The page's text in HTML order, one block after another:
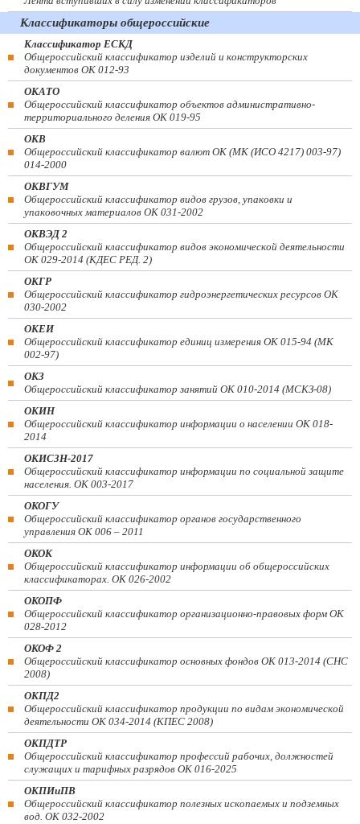
Классификаторы общероссийские
Классификатор ЕСКД
Общероссийский классификатор изделий и конструкторских
документов ОК 012-93
ОКАТО
Общероссийский классификатор объектов административно-
территориального деления ОК 019-95
ОКВ
Общероссийский классификатор валют ОК (МК (ИСО 4217) 003-97)
014-2000
ОКВГУМ
Общероссийский классификатор видов грузов, упаковки и
упаковочных материалов ОК 031-2002
ОКВЭД 2
Общероссийский классификатор видов экономической деятельности
ОК 029-2014 (КДЕС РЕД. 2)
ОКГР
Общероссийский классификатор гидроэнергетических ресурсов ОК
030-2002
ОКЕИ
Общероссийский классификатор единиц измерения ОК 015-94 (МК
002-97)
ОКЗ
Общероссийский классификатор занятий ОК 010-2014 (МСКЗ-08)
ОКИН
Общероссийский классификатор информации о населении ОК 018-
2014
ОКИСЗН-2017
Общероссийский классификатор информации по социальной защите
населения. ОК 003-2017
ОКОГУ
Общероссийский классификатор органов государственного
управления ОК 006 – 2011
ОКОК
Общероссийский классификатор информации об общероссийских
классификаторах. ОК 026-2002
ОКОПФ
Общероссийский классификатор организационно-правовых форм ОК
028-2012
ОКОФ 2
Общероссийский классификатор основных фондов ОК 013-2014 (СНС
2008)
ОКПД2
Общероссийский классификатор продукции по видам экономической
деятельности ОК 034-2014 (КПЕС 2008)
ОКПДТР
Общероссийский классификатор профессий рабочих, должностей
служащих и тарифных разрядов ОК 016-2025
ОКПИиПВ
Общероссийский классификатор полезных ископаемых и подземных
вод. ОК 032-2002